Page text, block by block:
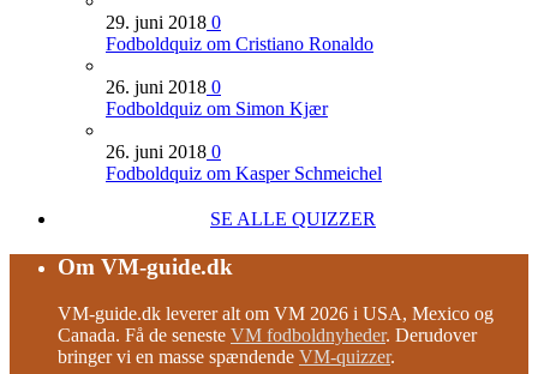
29. juni 2018 0
Fodboldquiz om Cristiano Ronaldo
26. juni 2018 0
Fodboldquiz om Simon Kjær
26. juni 2018 0
Fodboldquiz om Kasper Schmeichel
SE ALLE QUIZZER
Om VM-guide.dk
VM-guide.dk leverer alt om VM 2026 i USA, Mexico og
Canada. Få de seneste VM fodboldnyheder. Derudover
bringer vi en masse spændende VM-quizzer.